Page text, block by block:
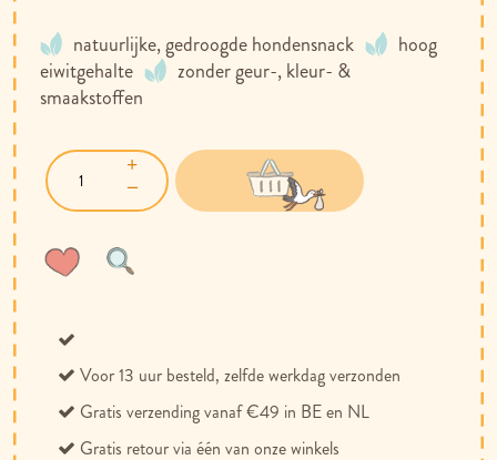
natuurlijke, gedroogde hondensnack
hoog
eiwitgehalte
zonder geur-, kleur- &
smaakstoffen
Voor 13 uur besteld, zelfde werkdag verzonden
Gratis verzending vanaf €49 in BE en NL
Gratis retour via één van onze winkels